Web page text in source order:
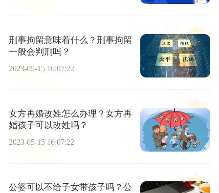
刑事拘留意味着什么？刑事拘留
一般会判刑吗？
2023-05-15 16:07:22
女方再婚改姓怎么办理？女方再
婚孩子可以改姓吗？
2023-05-15 16:07:22
公婆可以不给子女带孩子吗？公